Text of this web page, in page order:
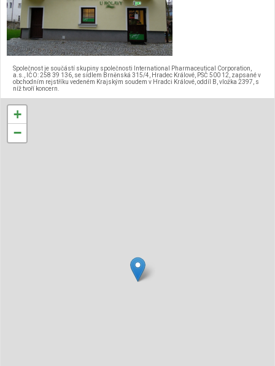
Společnost je součástí skupiny společnosti International Pharmaceutical Corporation,
a.s., IČO: 258 39 136, se sídlem Brněnská 315/4, Hradec Králové, PSČ 500 12, zapsané v
obchodním rejstříku vedeném Krajským soudem v Hradci Králové, oddíl B, vložka 2397, s
níž tvoří koncern.
+
−